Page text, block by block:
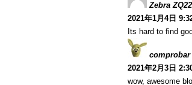
Zebra
2021年1月4日
Its hard to find
2021年2月3日
wow, awesome